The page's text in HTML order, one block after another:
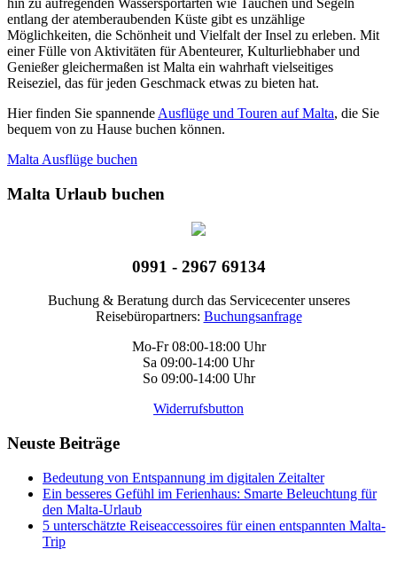
hin zu aufregenden Wassersportarten wie Tauchen und Segeln
entlang der atemberaubenden Küste gibt es unzählige
Möglichkeiten, die Schönheit und Vielfalt der Insel zu erleben. Mit
einer Fülle von Aktivitäten für Abenteurer, Kulturliebhaber und
Genießer gleichermaßen ist Malta ein wahrhaft vielseitiges
Reiseziel, das für jeden Geschmack etwas zu bieten hat.
Hier finden Sie spannendeAusflüge und Touren auf Malta, die Sie
bequem von zu Hause buchen können.
Malta Ausflüge buchen
Malta Urlaub buchen
0991 - 2967 69134
Buchung & Beratung durch das Servicecenter unseres
Reisebüropartners: Buchungsanfrage
Mo-Fr 08:00-18:00 Uhr
Sa 09:00-14:00 Uhr
So 09:00-14:00 Uhr
Widerrufsbutton
Neuste Beiträge
Bedeutung von Entspannung im digitalen Zeitalter
Ein besseres Gefühl im Ferienhaus: Smarte Beleuchtung für
den Malta-Urlaub
5 unterschätzte Reiseaccessoires für einen entspannten Malta-
Trip